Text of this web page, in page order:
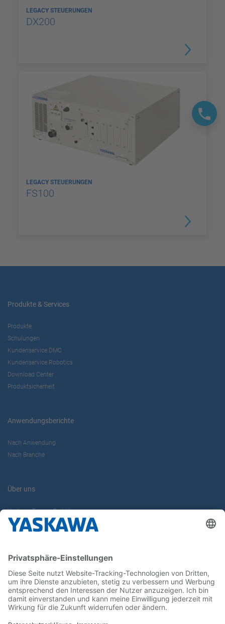
LEGACY STEUERUNGEN
DX200
LEGACY STEUERUNGEN
FS100
Produkte & Services
Produkte
Schulungen
Kundenservice DMC
Kundenservice Robotics
Download Center
Produktsicherheit
Anwendungsberichte
Nach Anwendung
Nach Branche
Über uns
Yaskawa Europe GmbH
Karriere
Newsletter
Follow us on...